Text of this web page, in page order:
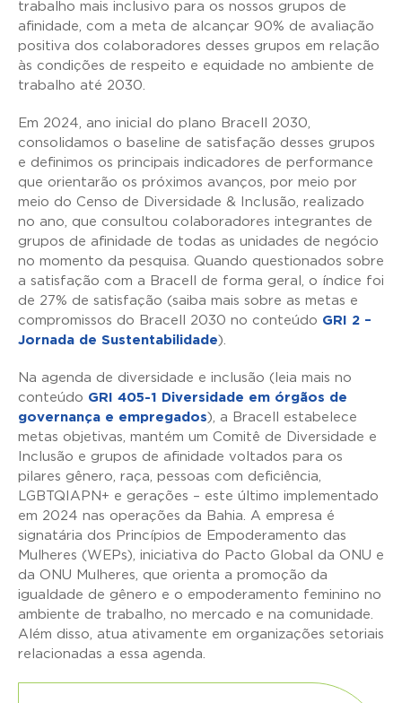
trabalho mais inclusivo para os nossos grupos de
afinidade, com a meta de alcançar 90% de avaliação
positiva dos colaboradores desses grupos em relação
às condições de respeito e equidade no ambiente de
trabalho até 2030.
Em 2024, ano inicial do plano Bracell 2030,
consolidamos o baseline de satisfação desses grupos
e definimos os principais indicadores de performance
que orientarão os próximos avanços, por meio por
meio do Censo de Diversidade & Inclusão, realizado
no ano, que consultou colaboradores integrantes de
grupos de afinidade de todas as unidades de negócio
no momento da pesquisa. Quando questionados sobre
a satisfação com a Bracell de forma geral, o índice foi
de 27% de satisfação (saiba mais sobre as metas e
compromissos do Bracell 2030 no conteúdo GRI 2 –
Jornada de Sustentabilidade).
Na agenda de diversidade e inclusão (leia mais no
conteúdo GRI 405-1 Diversidade em órgãos de
governança e empregados), a Bracell estabelece
metas objetivas, mantém um Comitê de Diversidade e
Inclusão e grupos de afinidade voltados para os
pilares gênero, raça, pessoas com deficiência,
LGBTQIAPN+ e gerações – este último implementado
em 2024 nas operações da Bahia. A empresa é
signatária dos Princípios de Empoderamento das
Mulheres (WEPs), iniciativa do Pacto Global da ONU e
da ONU Mulheres, que orienta a promoção da
igualdade de gênero e o empoderamento feminino no
ambiente de trabalho, no mercado e na comunidade.
Além disso, atua ativamente em organizações setoriais
relacionadas a essa agenda.